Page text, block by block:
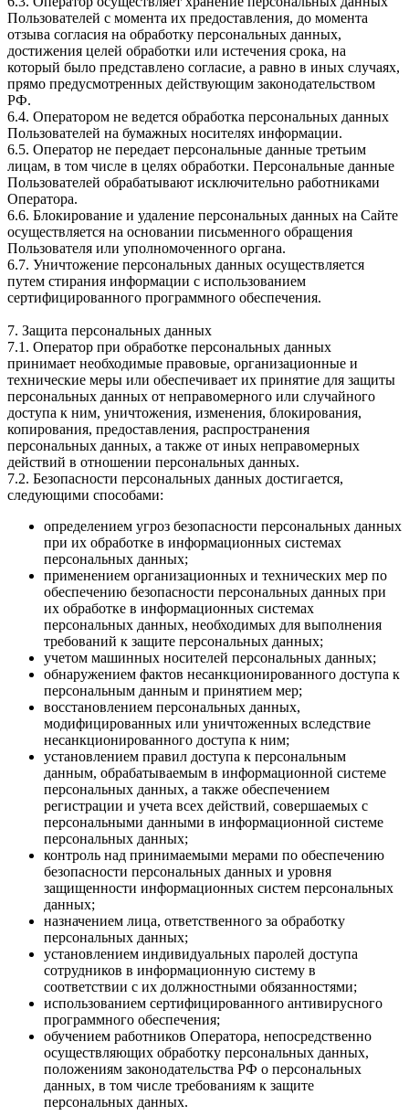
Пользователей с момента их предоставления, до момента
отзыва согласия на обработку персональных данных,
достижения целей обработки или истечения срока, на
который было представлено согласие, а равно в иных случаях,
прямо предусмотренных действующим законодательством
РФ.
6.4. Оператором не ведется обработка персональных данных
Пользователей на бумажных носителях информации.
6.5. Оператор не передает персональные данные третьим
лицам, в том числе в целях обработки. Персональные данные
Пользователей обрабатывают исключительно работниками
Оператора.
6.6. Блокирование и удаление персональных данных на Сайте
осуществляется на основании письменного обращения
Пользователя или уполномоченного органа.
6.7. Уничтожение персональных данных осуществляется
путем стирания информации с использованием
сертифицированного программного обеспечения.
7. Защита персональных данных
7.1. Оператор при обработке персональных данных
принимает необходимые правовые, организационные и
технические меры или обеспечивает их принятие для защиты
персональных данных от неправомерного или случайного
доступа к ним, уничтожения, изменения, блокирования,
копирования, предоставления, распространения
персональных данных, а также от иных неправомерных
действий в отношении персональных данных.
7.2. Безопасности персональных данных достигается,
следующими способами:
определением угроз безопасности персональных данных
при их обработке в информационных системах
персональных данных;
применением организационных и технических мер по
обеспечению безопасности персональных данных при
их обработке в информационных системах
персональных данных, необходимых для выполнения
требований к защите персональных данных;
учетом машинных носителей персональных данных;
обнаружением фактов несанкционированного доступа к
персональным данным и принятием мер;
восстановлением персональных данных,
модифицированных или уничтоженных вследствие
несанкционированного доступа к ним;
установлением правил доступа к персональным
данным, обрабатываемым в информационной системе
персональных данных, а также обеспечением
регистрации и учета всех действий, совершаемых с
персональными данными в информационной системе
персональных данных;
контроль над принимаемыми мерами по обеспечению
безопасности персональных данных и уровня
защищенности информационных систем персональных
данных;
назначением лица, ответственного за обработку
персональных данных;
установлением индивидуальных паролей доступа
сотрудников в информационную систему в
соответствии с их должностными обязанностями;
использованием сертифицированного антивирусного
программного обеспечения;
обучением работников Оператора, непосредственно
осуществляющих обработку персональных данных,
положениям законодательства РФ о персональных
данных, в том числе требованиям к защите
персональных данных.